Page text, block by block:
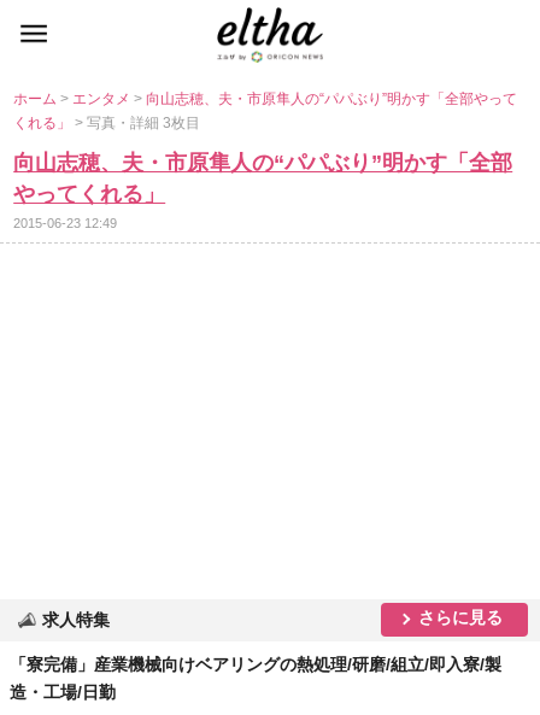
ホーム> エンタメ>向山志穂、夫・市原隼人の“パパぶり”明かす「全部やって
くれる」> 写真・詳細 3枚目
向山志穂、夫・市原隼人の“パパぶり”明かす「全部
ってくれる」
2015-06-23 12:49
求人特集 さらに見る
「寮完備」産業機械向けベアリングの熱処理/研磨/組立/即入寮/製
造・工場/日勤